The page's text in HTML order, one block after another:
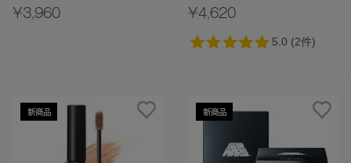
2026 AW Collection
¥3,960
ウ［EX07,EX08］＜限
WARS Collection＞
¥4,620
新商品 新商品